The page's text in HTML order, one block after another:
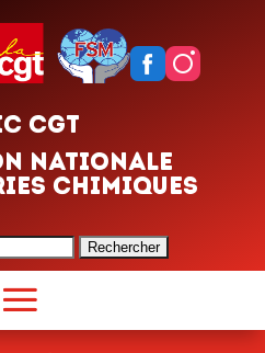
CGT
NATIONALE
CHIMIQUES